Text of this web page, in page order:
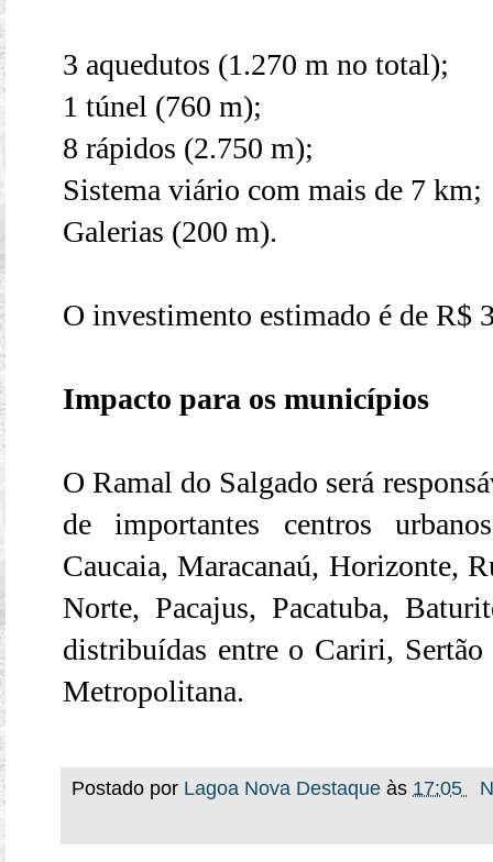
3 aquedutos (1.270 m no total);
1 túnel (760 m);
8 rápidos (2.750 m);
Sistema viário com mais de 7 km;
Galerias (200 m).
O investimento estimado é de R$
Impacto para os municípios
O Ramal do Salgado será
de importantes centros
Caucaia, Maracanaú, Horizonte,
Norte, Pacajus, Pacatuba,
distribuídas entre o Cariri,
Metropolitana.
Postado por Lagoa Nova Destaque às 17:05